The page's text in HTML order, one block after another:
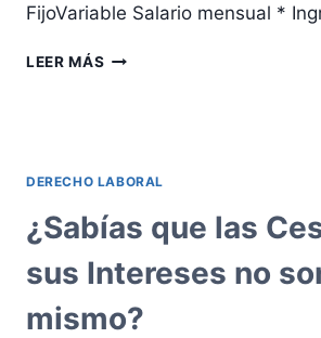
FijoVariable Salario mensual *
LEER MÁS CALCULADORA
DERECHO LABORAL
¿Sabías que las
sus Intereses no
mismo?